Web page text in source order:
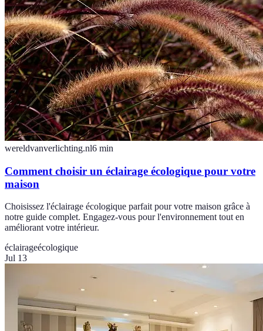
wereldvanverlichting.nl6 min
Comment choisir un éclairage écologique pour votre
maison
Choisissez l'éclairage écologique parfait pour votre maison grâce à
notre guide complet. Engagez-vous pour l'environnement tout en
améliorant votre intérieur.
éclairageécologique
Jul 13